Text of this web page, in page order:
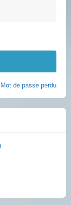
Mot de passe perdu